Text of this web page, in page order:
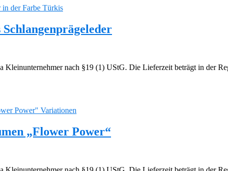
Kleinunternehmer nach §19 (1) UStG. Die Lieferzeit beträgt in der
„Flower Power“